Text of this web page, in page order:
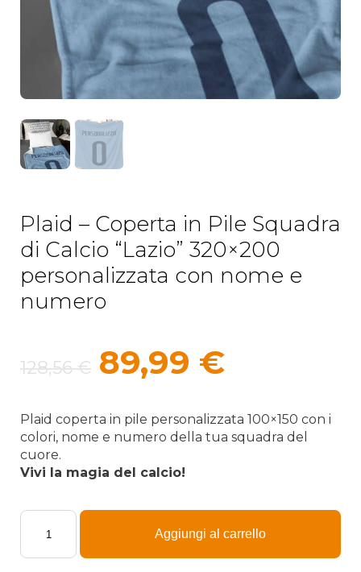
Plaid – Coperta in Pile Squadra
di Calcio “Lazio” 320×200
personalizzata con nome e
numero
128,56€ Il
originale
era:
128,56 €.
89,99 €Il
attuale
Plaid coperta in pile personalizzata 100×150 con i
colori, nome e numero della tua squadra del
cuore.
Vivi la magia del calcio!
Plaid
in
Aggiungi al carrello